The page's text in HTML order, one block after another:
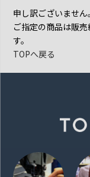
申し訳ございません。
ご指定の商品は販
す。
TOPへ戻る